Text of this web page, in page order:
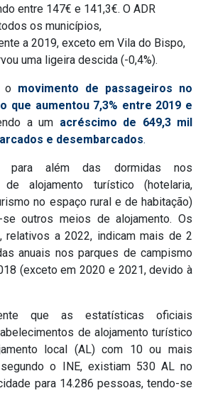
entre 147€ e 141,3€. O ADR
os municípios,
a 2019, exceto em Vila do Bispo,
uma ligeira descida (-0,4%).
o movimento de passageiros no
que aumentou 7,3% entre 2019 e
a um acréscimo de 649,3 mil
e desembarcados.
para além das dormidas nos
de alojamento turístico (hotelaria,
no espaço rural e de habitação)
se outros meios de alojamento. Os
relativos a 2022, indicam mais de 2
anuais nos parques de campismo
(exceto em 2020 e 2021, devido à
que as estatísticas oficiais
de alojamento turístico
local (AL) com 10 ou mais
o INE, existiam 530 AL no
para 14.286 pessoas, tendo-se